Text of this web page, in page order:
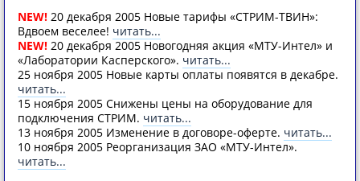
NEW! 20 декабря 2005 Новые тарифы «СТРИМ-ТВИН»:
Вдвоем веселее! читать...
NEW! 20 декабря 2005 Новогодняя акция «МТУ-Интел» и
«Лаборатории Касперского». читать...
25 ноября 2005 Новые карты оплаты появятся в декабре.
читать...
15 ноября 2005 Снижены цены на оборудование для
подключения СТРИМ. читать...
13 ноября 2005 Изменение в договоре-оферте. читать...
10 ноября 2005 Реорганизация ЗАО «МТУ-Интел».
читать...